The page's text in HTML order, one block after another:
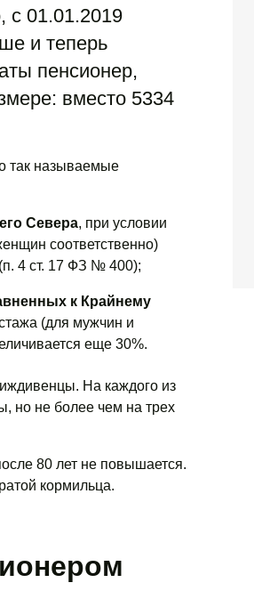
с 01.01.2019
и теперь
пенсионер,
вместо 5334
так называемые
Севера, при условии
соответственно)
4 ст. 17 ФЗ № 400);
к Крайнему
(для мужчин и
еще 30%.
На каждого из
но не более чем на трех
80 лет не повышается.
кормильца.